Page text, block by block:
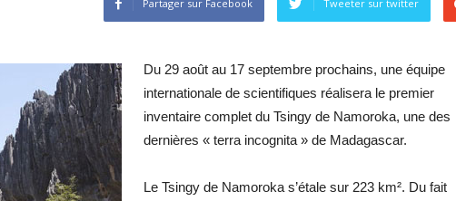
Partager sur Facebook Tweeter sur twitter
Du 29 août au 17 septembre prochains, une équipe
internationale de scientifiques réalisera le premier
inventaire complet du Tsingy de Namoroka, une des
dernières « terra incognita » de Madagascar.
Le Tsingy de Namoroka s’étale sur 223 km². Du fait